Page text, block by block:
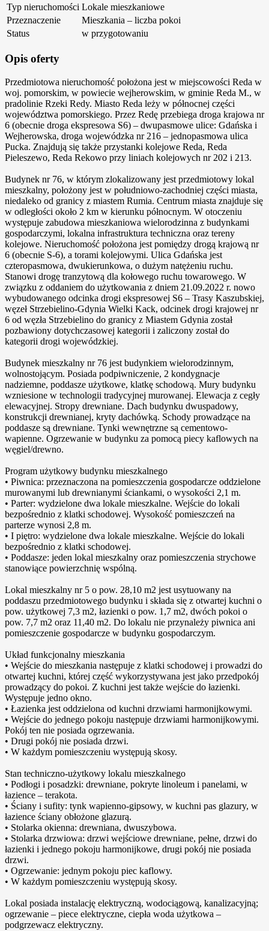
Typ nieruchomości Lokale mieszkaniowe
Przeznaczenie
Mieszkania – liczba pokoi
Status
w przygotowaniu
Opis oferty
Przedmiotowa nieruchomość położona jest w miejscowości Reda w
woj. pomorskim, w powiecie wejherowskim, w gminie Reda M., w
pradolinie Rzeki Redy. Miasto Reda leży w północnej części
województwa pomorskiego. Przez Redę przebiega droga krajowa nr
6 (obecnie droga ekspresowa S6) – dwupasmowe ulice: Gdańska i
Wejherowska, droga wojewódzka nr 216 – jednopasmowa ulica
Pucka. Znajdują się także przystanki kolejowe Reda, Reda
Pieleszewo, Reda Rekowo przy liniach kolejowych nr 202 i 213.
Budynek nr 76, w którym zlokalizowany jest przedmiotowy lokal
mieszkalny, położony jest w południowo-zachodniej części miasta,
niedaleko od granicy z miastem Rumia. Centrum miasta znajduje się
w odległości około 2 km w kierunku północnym. W otoczeniu
występuje zabudowa mieszkaniowa wielorodzinna z budynkami
gospodarczymi, lokalna infrastruktura techniczna oraz tereny
kolejowe. Nieruchomość położona jest pomiędzy drogą krajową nr
6 (obecnie S-6), a torami kolejowymi. Ulica Gdańska jest
czteropasmowa, dwukierunkowa, o dużym natężeniu ruchu.
Stanowi drogę tranzytową dla kołowego ruchu towarowego. W
związku z oddaniem do użytkowania z dniem 21.09.2022 r. nowo
wybudowanego odcinka drogi ekspresowej S6 – Trasy Kaszubskiej,
węzeł Strzebielino-Gdynia Wielki Kack, odcinek drogi krajowej nr
6 od węzła Strzebielino do granicy z Miastem Gdynia został
pozbawiony dotychczasowej kategorii i zaliczony został do
kategorii drogi wojewódzkiej.
Budynek mieszkalny nr 76 jest budynkiem wielorodzinnym,
wolnostojącym. Posiada podpiwniczenie, 2 kondygnacje
nadziemne, poddasze użytkowe, klatkę schodową. Mury budynku
wzniesione w technologii tradycyjnej murowanej. Elewacja z cegły
elewacyjnej. Stropy drewniane. Dach budynku dwuspadowy,
konstrukcji drewnianej, kryty dachówką. Schody prowadzące na
poddasze są drewniane. Tynki wewnętrzne są cementowo-
wapienne. Ogrzewanie w budynku za pomocą piecy kaflowych na
węgiel/drewno.
Program użytkowy budynku mieszkalnego
• Piwnica: przeznaczona na pomieszczenia gospodarcze oddzielone
murowanymi lub drewnianymi ściankami, o wysokości 2,1 m.
• Parter: wydzielone dwa lokale mieszkalne. Wejście do lokali
bezpośrednio z klatki schodowej. Wysokość pomieszczeń na
parterze wynosi 2,8 m.
• I piętro: wydzielone dwa lokale mieszkalne. Wejście do lokali
bezpośrednio z klatki schodowej.
• Poddasze: jeden lokal mieszkalny oraz pomieszczenia strychowe
stanowiące powierzchnię wspólną.
Lokal mieszkalny nr 5 o pow. 28,10 m2 jest usytuowany na
poddaszu przedmiotowego budynku i składa się z otwartej kuchni o
pow. użytkowej 7,3 m2, łazienki o pow. 1,7 m2, dwóch pokoi o
pow. 7,7 m2 oraz 11,40 m2. Do lokalu nie przynależy piwnica ani
pomieszczenie gospodarcze w budynku gospodarczym.
Układ funkcjonalny mieszkania
• Wejście do mieszkania następuje z klatki schodowej i prowadzi do
otwartej kuchni, której część wykorzystywana jest jako przedpokój
prowadzący do pokoi. Z kuchni jest także wejście do łazienki.
Występuje jedno okno.
• Łazienka jest oddzielona od kuchni drzwiami harmonijkowymi.
• Wejście do jednego pokoju następuje drzwiami harmonijkowymi.
Pokój ten nie posiada ogrzewania.
• Drugi pokój nie posiada drzwi.
• W każdym pomieszczeniu występują skosy.
Stan techniczno-użytkowy lokalu mieszkalnego
• Podłogi i posadzki: drewniane, pokryte linoleum i panelami, w
łazience – terakota.
• Ściany i sufity: tynk wapienno-gipsowy, w kuchni pas glazury, w
łazience ściany obłożone glazurą.
• Stolarka okienna: drewniana, dwuszybowa.
• Stolarka drzwiowa: drzwi wejściowe drewniane, pełne, drzwi do
łazienki i jednego pokoju harmonijkowe, drugi pokój nie posiada
drzwi.
• Ogrzewanie: jednym pokoju piec kaflowy.
• W każdym pomieszczeniu występują skosy.
Lokal posiada instalację elektryczną, wodociągową, kanalizacyjną;
ogrzewanie – piece elektryczne, ciepła woda użytkowa –
podgrzewacz elektryczny.